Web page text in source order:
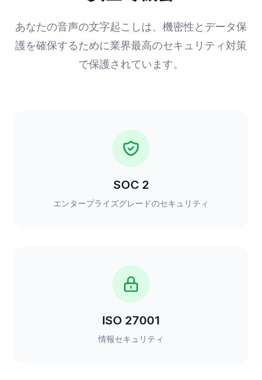
あなたの音声の文字起こしは、機密性とデータ保
護を確保するために業界最高のセキュリティ対策
で保護されています。
SOC 2
エンタープライズグレードのセキュリティ
ISO 27001
情報セキュリティ